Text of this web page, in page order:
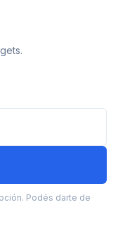
Podés darte de